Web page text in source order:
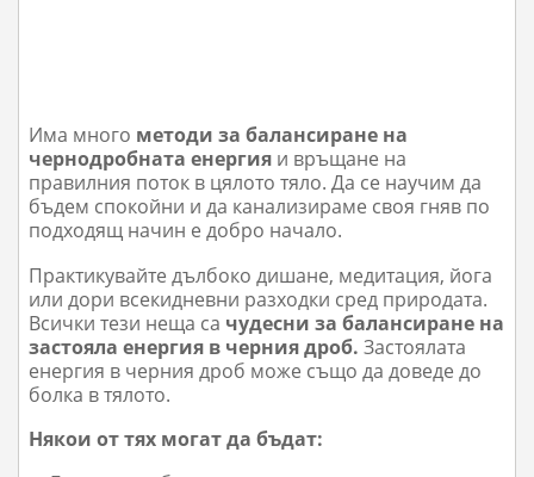
Има много методи за балансиране на
чернодробната енергия и връщане на
правилния поток в цялото тяло. Да се научим да
бъдем спокойни и да канализираме своя гняв по
подходящ начин е добро начало.
Практикувайте дълбоко дишане, медитация, йога
или дори всекидневни разходки сред природата.
Всички тези неща са чудесни за балансиране на
застояла енергия в черния дроб.Застоялата
енергия в черния дроб може също да доведе до
болка в тялото.
Някои от тях могат да бъдат: